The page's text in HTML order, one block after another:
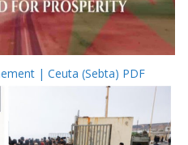
| Ceuta (Sebta) PDF